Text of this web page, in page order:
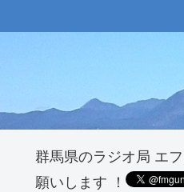
群馬県のラジオ局 エ
願いします ！